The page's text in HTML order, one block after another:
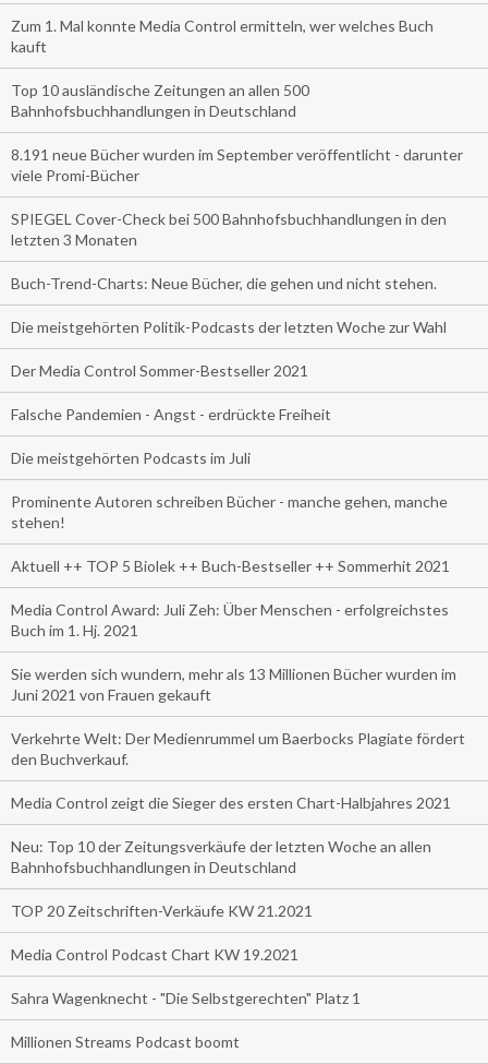
Zum 1. Mal konnte Media Control ermitteln, wer welches Buch
kauft
Top 10 ausländische Zeitungen an allen 500
Bahnhofsbuchhandlungen in Deutschland
8.191 neue Bücher wurden im September veröffentlicht - darunter
viele Promi-Bücher
SPIEGEL Cover-Check bei 500 Bahnhofsbuchhandlungen in den
letzten 3 Monaten
Buch-Trend-Charts: Neue Bücher, die gehen und nicht stehen.
Die meistgehörten Politik-Podcasts der letzten Woche zur Wahl
Der Media Control Sommer-Bestseller 2021
Falsche Pandemien - Angst - erdrückte Freiheit
Die meistgehörten Podcasts im Juli
Prominente Autoren schreiben Bücher - manche gehen, manche
stehen!
Aktuell ++ TOP 5 Biolek ++ Buch-Bestseller ++ Sommerhit 2021
Media Control Award: Juli Zeh: Über Menschen - erfolgreichstes
Buch im 1. Hj. 2021
Sie werden sich wundern, mehr als 13 Millionen Bücher wurden im
Juni 2021 von Frauen gekauft
Verkehrte Welt: Der Medienrummel um Baerbocks Plagiate fördert
den Buchverkauf.
Media Control zeigt die Sieger des ersten Chart-Halbjahres 2021
Neu: Top 10 der Zeitungsverkäufe der letzten Woche an allen
Bahnhofsbuchhandlungen in Deutschland
TOP 20 Zeitschriften-Verkäufe KW 21.2021
Media Control Podcast Chart KW 19.2021
Sahra Wagenknecht - "Die Selbstgerechten" Platz 1
Millionen Streams Podcast boomt